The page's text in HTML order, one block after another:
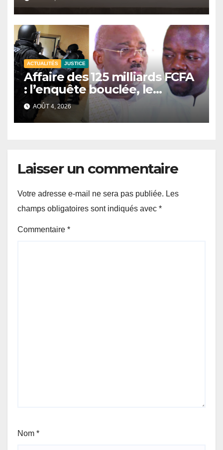
renforcer le dispositif
sécuritaire
ACTUALITÉS JUSTICE
Affaire des 125 milliards FCFA
: l’enquête bouclée, le
procureur financier prend le
relais
AOÛT 4, 2026
Laisser un commentaire
Votre adresse e-mail ne sera pas publiée. Les
champs obligatoires sont indiqués avec *
Commentaire *
Nom *